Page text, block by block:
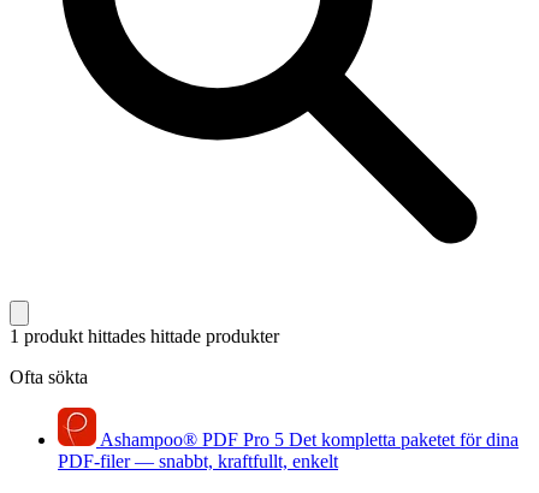
1 produkt hittades hittade produkter
Ofta sökta
Ashampoo® PDF Pro 5 Det kompletta paketet för dina
PDF-filer — snabbt, kraftfullt, enkelt